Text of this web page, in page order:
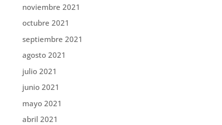
noviembre 2021
octubre 2021
septiembre 2021
agosto 2021
julio 2021
junio 2021
mayo 2021
abril 2021